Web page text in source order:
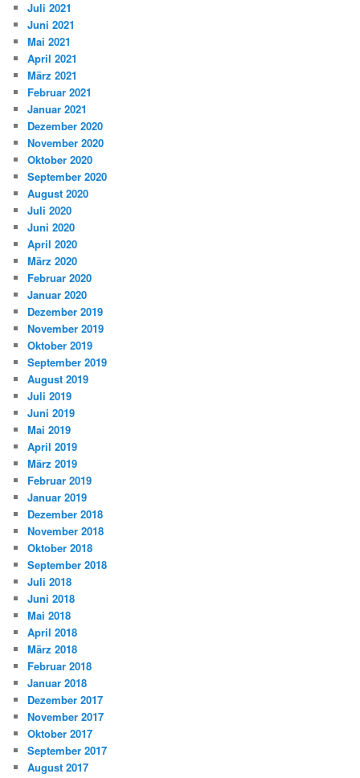
Juli 2021
Juni 2021
Mai 2021
April 2021
März 2021
Februar 2021
Januar 2021
Dezember 2020
November 2020
Oktober 2020
September 2020
August 2020
Juli 2020
Juni 2020
April 2020
März 2020
Februar 2020
Januar 2020
Dezember 2019
November 2019
Oktober 2019
September 2019
August 2019
Juli 2019
Juni 2019
Mai 2019
April 2019
März 2019
Februar 2019
Januar 2019
Dezember 2018
November 2018
Oktober 2018
September 2018
Juli 2018
Juni 2018
Mai 2018
April 2018
März 2018
Februar 2018
Januar 2018
Dezember 2017
November 2017
Oktober 2017
September 2017
August 2017